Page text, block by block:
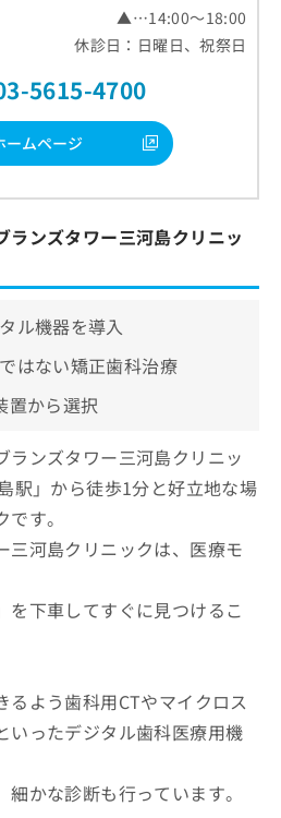
▲…14:00～18:00
休診日：日曜日、祝祭日
5615-4700
ームページ
ランズタワー三河島クリニッ
ル機器を導入
はない矯正歯科治療
置から選択
ランズタワー三河島クリニッ
駅」から徒歩1分と好立地な場
す。
三河島クリニックは、医療モ
を下車してすぐに見つけるこ
るよう歯科用CTやマイクロス
いったデジタル歯科医療用機
かな診断も行っています。